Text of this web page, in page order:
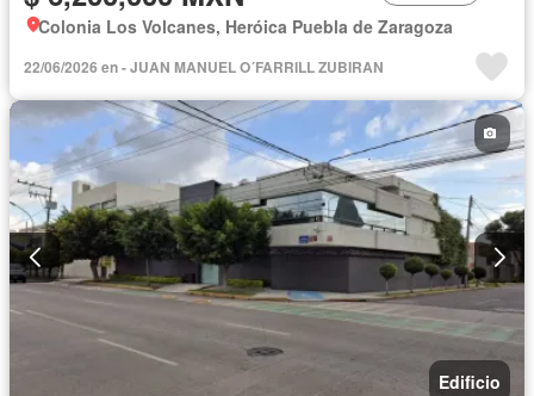
Colonia Los Volcanes, Heróica Puebla de Zaragoza
22/06/2026 en - JUAN MANUEL O´FARRILL ZUBIRAN
Edificio